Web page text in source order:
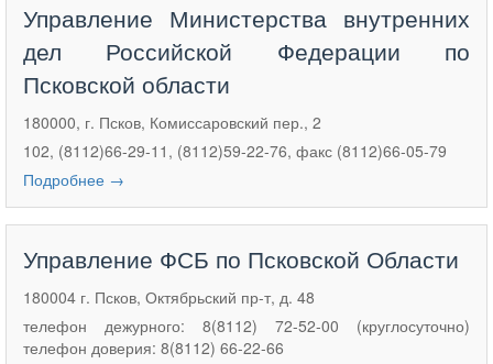
Управление Министерства внутренних
дел Российской Федерации по
Псковской области
180000, г. Псков, Комиссаровский пер., 2
102, (8112)66-29-11, (8112)59-22-76, факс (8112)66-05-79
Подробнее →
Управление ФСБ по Псковской Области
180004 г. Псков, Октябрьский пр-т, д. 48
телефон дежурного: 8(8112) 72-52-00 (круглосуточно)
телефон доверия: 8(8112) 66-22-66